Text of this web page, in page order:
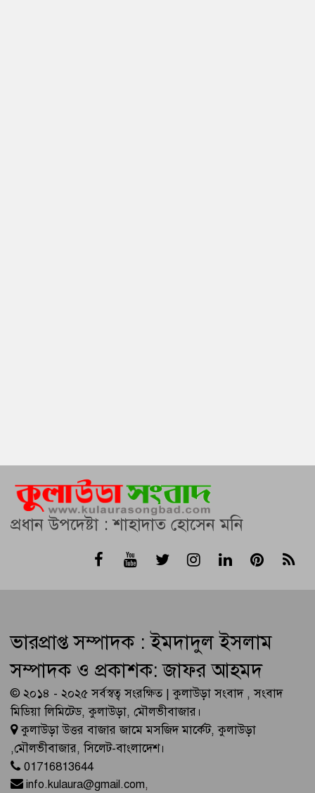
প্রধান উপদেষ্টা : শাহাদাত হোসেন মনি
ভারপ্রাপ্ত সম্পাদক : ইমদাদুল ইসলাম
সম্পাদক ও প্রকাশক: জাফর আহমদ
© ২০১৪ - ২০২৫ সর্বস্বত্ব সংরক্ষিত | কুলাউড়া সংবাদ , সংবাদ
মিডিয়া লিমিটেড, কুলাউড়া, মৌলভীবাজার।
কুলাউড়া উত্তর বাজার জামে মসজিদ মার্কেট, কুলাউড়া
,মৌলভীবাজার, সিলেট-বাংলাদেশ।
01716813644
info.kulaura@gmail.com,